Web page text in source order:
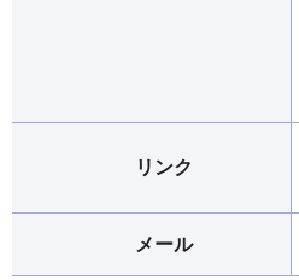
リンク
メール